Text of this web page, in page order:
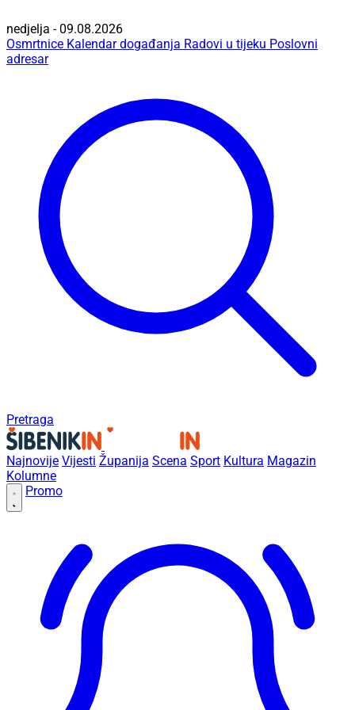
nedjelja - 09.08.2026
Osmrtnice Kalendar događanja Radovi u tijeku Poslovni
adresar
Pretraga
Najnovije Vijesti Županija Scena Sport Kultura Magazin
Kolumne
Promo